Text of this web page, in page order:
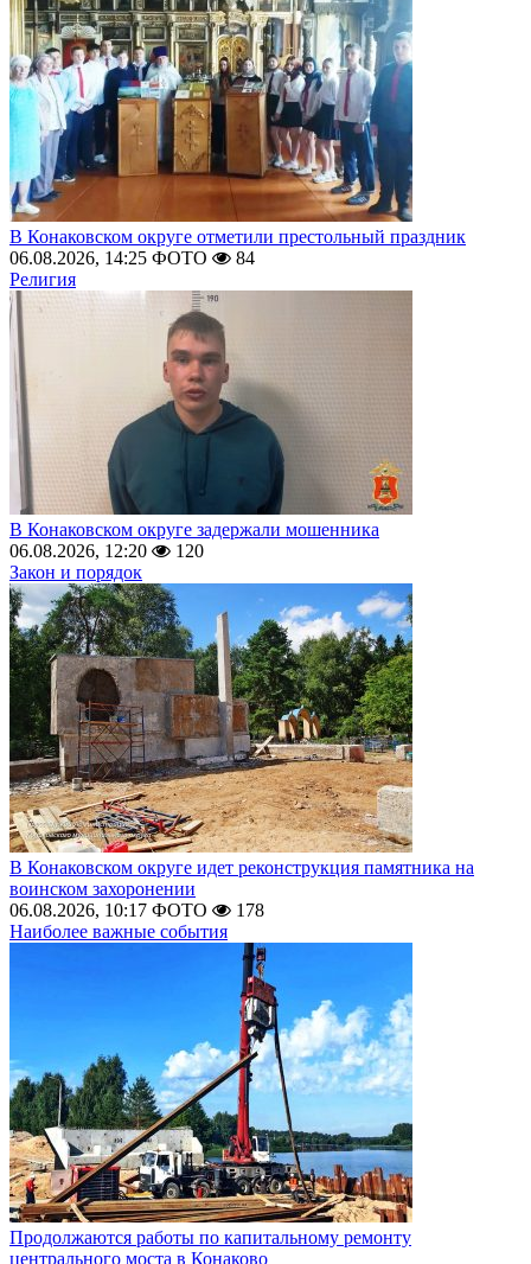
В Конаковском округе отметили престольный праздник
06.08.2026, 14:25 ФОТО
84
Религия
В Конаковском округе задержали мошенника
06.08.2026, 12:20
120
Закон и порядок
В Конаковском округе идет реконструкция памятника на
воинском захоронении
06.08.2026, 10:17 ФОТО
178
Наиболее важные события
Продолжаются работы по капитальному ремонту
центрального моста в Конаково